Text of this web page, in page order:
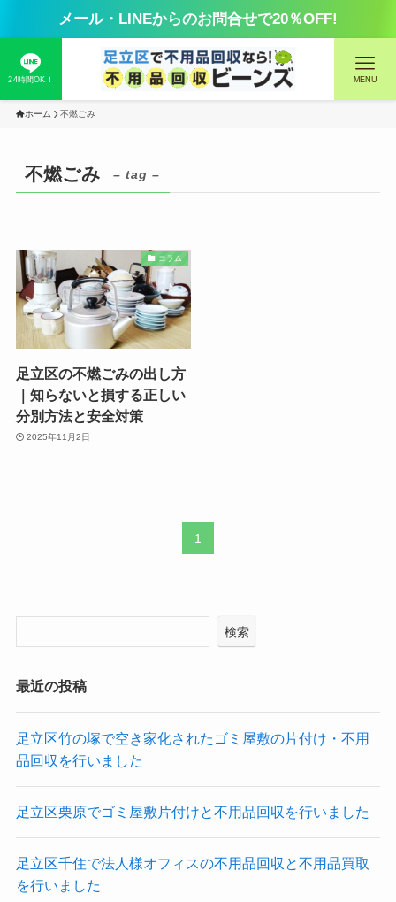
メール・LINEからのお問合せで20％OFF!
24時間OK！ MENU
ホーム 不燃ごみ
不燃ごみ – tag –
コラム
足立区の不燃ごみの出し方
｜知らないと損する正しい
分別方法と安全対策
2025年11月2日
1
検索
最近の投稿
足立区竹の塚で空き家化されたゴミ屋敷の片付け・不用
品回収を行いました
足立区栗原でゴミ屋敷片付けと不用品回収を行いました
足立区千住で法人様オフィスの不用品回収と不用品買取
を行いました